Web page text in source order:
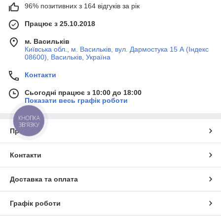
96% позитивних з 164 відгуків за рік
Працює з 25.10.2018
м. Васильків
Київська обл., м. Васильків, вул. Дармостука 15 А (Індекс
08600), Васильків, Україна
Контакти
Сьогодні працює з 10:00 до 18:00
Показати весь графік роботи
Про нас
Контакти
Доставка та оплата
Графік роботи
КНОПКА
ЗВ'ЯЗКУ